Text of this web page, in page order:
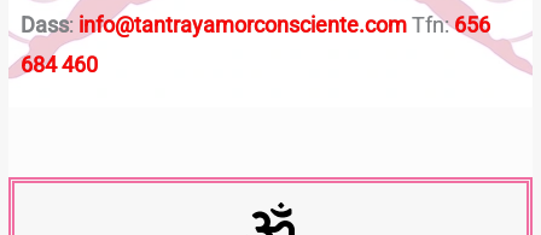
Dass: info@tantrayamorconsciente.comTfn:656
684 460